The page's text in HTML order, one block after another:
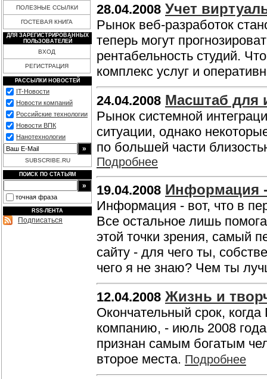
ПОЛЕЗНЫЕ ССЫЛКИ
ГОСТЕВАЯ КНИГА
ДЛЯ ЗАРЕГИСТРИРОВАННЫХ
ПОЛЬЗОВАТЕЛЕЙ
ВХОД
РЕГИСТРАЦИЯ
РАССЫЛКИ НОВОСТЕЙ
IT-Новости
Новости компаний
Российские технологии
Новости ВПК
Нанотехнологии
SUBSCRIBE.RU
ПОИСК ПО СТАТЬЯМ
точная фраза
RSS-ЛЕНТА
Подписаться
28.04.2008 Учет
Рынок веб-разработок
теперь могут
рентабельность студий.
комплекс услуг и
24.04.2008 Масштаб для
Рынок системной
ситуации, однако
по большей части
Подробнее
19.04.2008 Информация
Информация - вот, что в
Все остальное лишь
этой точки зрения, самый
сайту - для чего ты,
чего я не знаю? Чем ты
12.04.2008 Жизнь и
Окончательный срок,
компанию, - июль 2008
признан самым богатым
второе места. Подробнее